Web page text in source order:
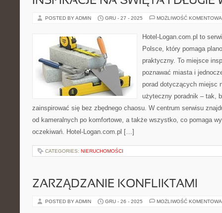
POSTED BY ADMIN GRU - 27 - 2025 MOŻLIWOŚĆ
Hotel-Logan.com.pl to
Polsce, który pomaga
praktyczny. To miejsce
poznawać miasta i
porad dotyczących miejsc
użyteczny poradnik – tak,
zainspirować się bez zbędnego chaosu. W centrum serwisu
od kameralnych po komfortowe, a także wszystko, co pomaga
oczekiwań. Hotel-Logan.com.pl […]
CATEGORIES: NIERUCHOMOŚCI
ZARZĄDZANIE KONFLIKTAMI
POSTED BY ADMIN GRU - 26 - 2025 MOŻLIWOŚĆ